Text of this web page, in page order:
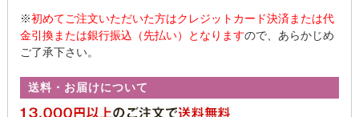
※初めてご注文いただいた方はクレジットカード決済または代
金引換または銀行振込（先払い）となりますので、あらかじめ
ご了承下さい。
送料・お届けについて